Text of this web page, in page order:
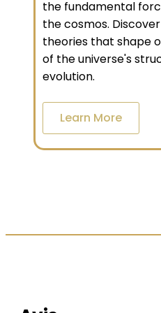
the fundamental
the cosmos.
theories that shape
of the universe's
evolution.
Learn More